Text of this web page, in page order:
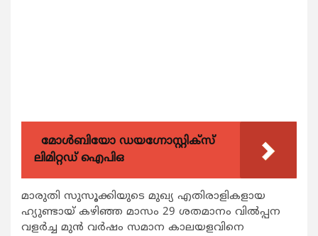
മോൾബിയോ ഡയഗ്നോസ്റ്റിക്സ്
ലിമിറ്റഡ് ഐപിഒ
മാരുതി സുസൂക്കിയുടെ മുഖ്യ എതിരാളികളായ
ഹ്യുണ്ടായ് കഴിഞ്ഞ മാസം 29 ശതമാനം വില്‍പ്പന
വളര്‍ച്ച മുന്‍ വര്‍ഷം സമാന കാലയളവിനെ